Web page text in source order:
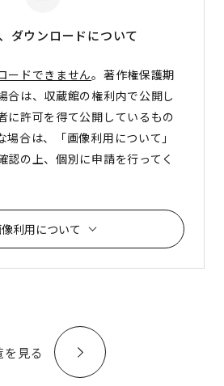
ダウンロードについて
ードできません。著作権保護期
合は、収蔵館の権利内で公開し
に許可を得て公開しているもの
場合は、「画像利用について」
認の上、個別に申請を行ってく
利用について
を見る